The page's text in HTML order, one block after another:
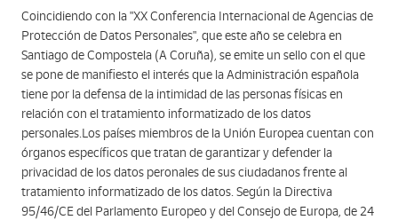
Coincidiendo con la "XX Conferencia Internacional de Agencias de
Protección de Datos Personales", que este año se celebra en
Santiago de Compostela (A Coruña), se emite un sello con el que
se pone de manifiesto el interés que la Administración española
tiene por la defensa de la intimidad de las personas físicas en
relación con el tratamiento informatizado de los datos
personales.Los países miembros de la Unión Europea cuentan con
órganos específicos que tratan de garantizar y defender la
privacidad de los datos peronales de sus ciudadanos frente al
tratamiento informatizado de los datos. Según la Directiva
95/46/CE del Parlamento Europeo y del Consejo de Europa, de 24